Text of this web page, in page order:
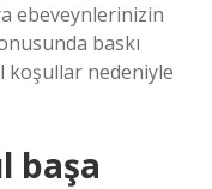
ebeveynlerinizin
baskı
koşullar nedeniyle
başa